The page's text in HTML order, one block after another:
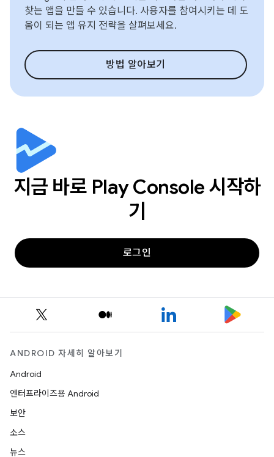
찾는 앱을 만들 수 있습니다. 사용자를 참여시키는 데 도
움이 되는 앱 유지 전략을 살펴보세요.
방법 알아보기
지금 바로 Play Console 시작하
기
로그인
ANDROID 자세히 알아보기
Android
엔터프라이즈용 Android
보안
소스
뉴스